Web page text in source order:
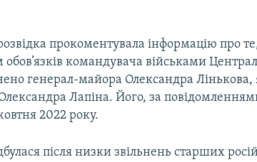
прокоментувала інформацію про
командувача військами
генерал-майора Олександра
Лапіна. Його, за
2022 року.
після низки звільнень старших